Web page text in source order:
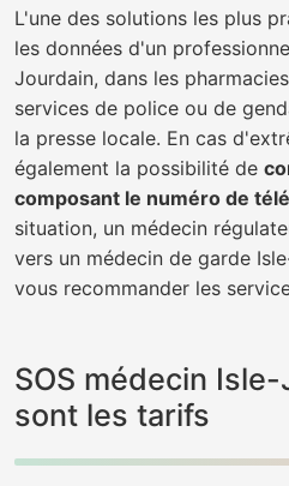
L'une des solutions les plus
les données d'un
Jourdain, dans les
services de police ou de
la presse locale. En cas
également la possibilité de
composant le numéro de
situation, un médecin
vers un médecin de garde
vous recommander les
SOS médecin
sont les tarifs